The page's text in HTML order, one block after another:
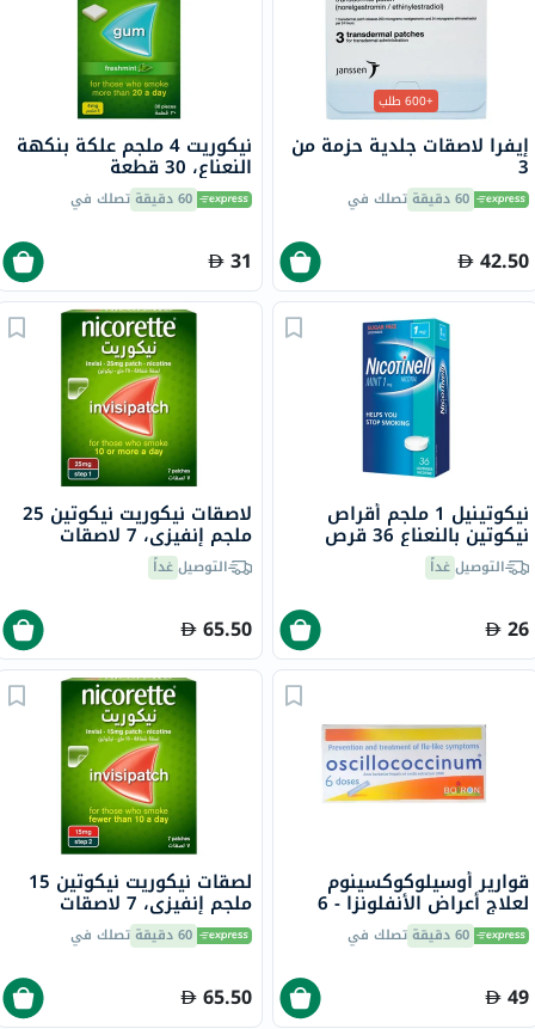
+600 طلب
إيفرا لاصقات جلدية حزمة من
3
60 دقيقة تصلك في
42.50
نيكوريت 4 ملجم علكة بنكهة
النعناع، ​​30 قطعة
60 دقيقة تصلك في
31
نيكوتينيل 1 ملجم أقراص
نيكوتين بالنعناع 36 قرص
التوصيلغداً
26
لاصقات نيكوريت نيكوتين 25
ملجم إنفيزي، 7 لاصقات
التوصيلغداً
65.50
قوارير أوسيلوكوكسينوم
لعلاج أعراض الأنفلونزا - 6
قوارير 60 دقيقة تصلك في
49
لصقات نيكوريت نيكوتين 15
ملجم إنفيزي، 7 لاصقات
60 دقيقة تصلك في
65.50